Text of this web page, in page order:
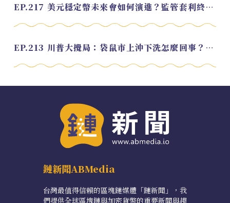
EP.217 美元穩定幣未來會如何演進？監管套利終將收斂？feat. 研究員 余哲安
EP.213 川普大攪局：袋鼠市上沖下洗怎麼回事？feat. Alvin
鏈新聞ABMedia
台灣最值得信賴的區塊鏈媒體「鏈新聞」，我
們提供全球區塊鏈與加密貨幣的重要新聞與趨